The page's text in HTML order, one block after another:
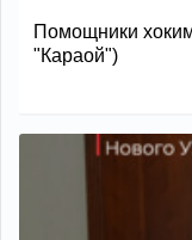
Помощники
"Караой")